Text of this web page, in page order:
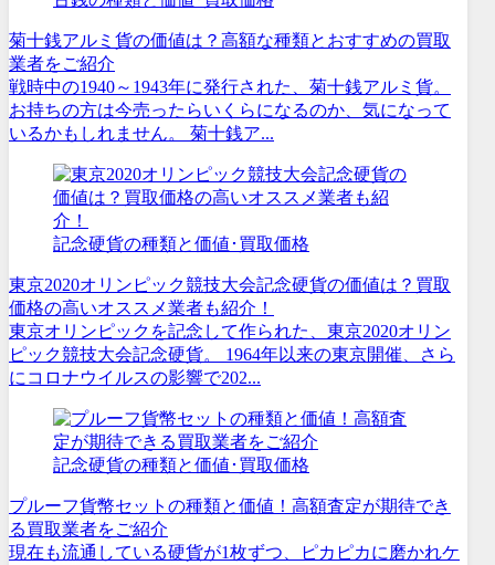
菊十銭アルミ貨の価値は？高額な種類とおすすめの買取
業者をご紹介
戦時中の1940～1943年に発行された、菊十銭アルミ貨。
お持ちの方は今売ったらいくらになるのか、気になって
いるかもしれません。 菊十銭ア...
記念硬貨の種類と価値･買取価格
東京2020オリンピック競技大会記念硬貨の価値は？買取
価格の高いオススメ業者も紹介！
東京オリンピックを記念して作られた、東京2020オリン
ピック競技大会記念硬貨。 1964年以来の東京開催、さら
にコロナウイルスの影響で202...
記念硬貨の種類と価値･買取価格
プルーフ貨幣セットの種類と価値！高額査定が期待でき
る買取業者をご紹介
現在も流通している硬貨が1枚ずつ、ピカピカに磨かれケ